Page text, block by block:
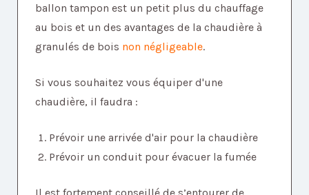
ballon tampon est un petit plus du chauffage
au bois et un des avantages de la chaudière à
granulés de bois non négligeable.
Si vous souhaitez vous équiper d'une
chaudière, il faudra :
Prévoir une arrivée d'air pour la chaudière
Prévoir un conduit pour évacuer la fumée